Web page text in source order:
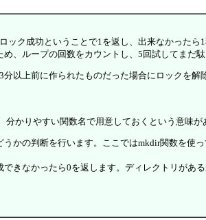
ク成功ということで1を返し、出来なかったら1
ループの回数をカウントし、5回試してまだ駄
上前に作られたものだった場合にロックを
かりやすい関数名で用意しておくという意味が
の判断を行います。ここではmkdir関数を使
なかったら0を返します。ディレクトリがあ